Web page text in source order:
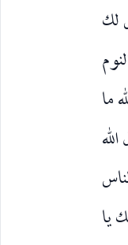
لك
ما
يا